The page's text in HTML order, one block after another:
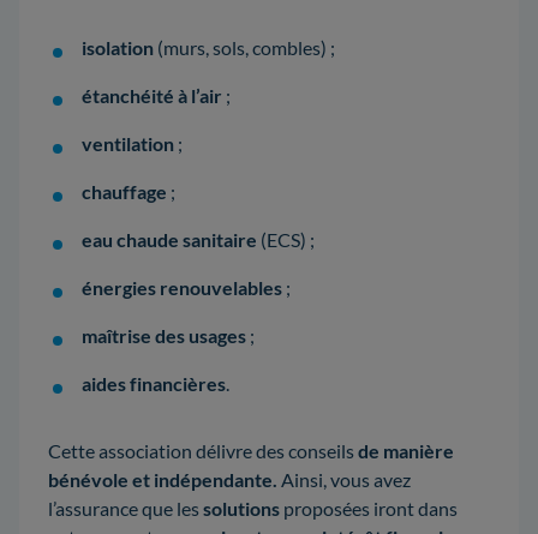
isolation (murs, sols, combles) ;
étanchéité à l’air ;
ventilation ;
chauffage ;
eau chaude sanitaire (ECS) ;
énergies renouvelables ;
maîtrise des usages ;
aides financières
Cette association délivre des conseilsde manière
bénévole et indépendante. Ainsi, vous avez
l’assurance que lessolutions proposées iront dans